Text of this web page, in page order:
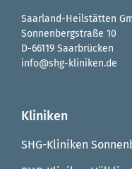
Saarland-Heilstätten
Sonnenbergstraße 10
D-66119 Saarbrücken
info@shg-kliniken.de
Kliniken
SHG-Kliniken